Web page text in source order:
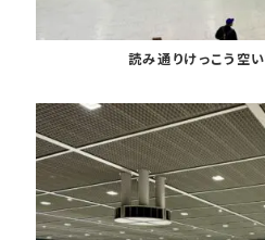
読み通りけっこう空